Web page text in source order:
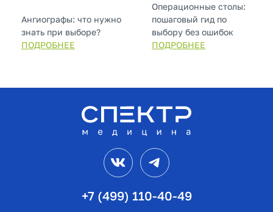
Ангиографы: что нужно
знать при выборе?
ПОДРОБНЕЕ
Операционные столы:
пошаговый гид по
выбору без ошибок
ПОДРОБНЕЕ
+7 (499) 110-40-49
VK